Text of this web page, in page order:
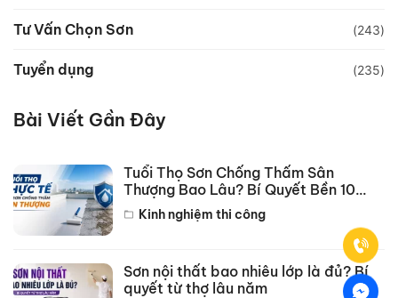
Tư Vấn Chọn Sơn (243)
Tuyển dụng (235)
Bài Viết Gần Đây
Tuổi Thọ Sơn Chống Thấm Sân
Thượng Bao Lâu? Bí Quyết Bền 10
NămKinh nghiệm thi công
Sơn nội thất bao nhiêu lớp là đủ? Bí
quyết từ thợ lâu năm